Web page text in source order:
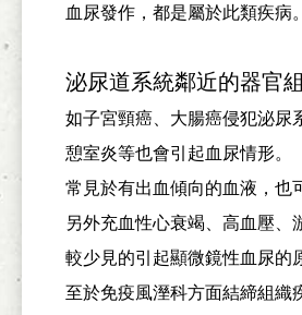
血尿發作，都是屬於此類疾病。
泌尿道系統鄰近的器官
如子宮頸癌、大腸癌侵犯泌尿
憩室炎等也會引起血尿情形。
常見於有出血傾向的血液，也
另外充血性心衰竭、高血壓、
較少見的引起顯微鏡性血尿的
至於免疫風溼科方面結締組織